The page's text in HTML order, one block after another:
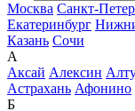
Москва Санкт-
Екатеринбург
Казань Сочи
А
Аксай Алексин
Астрахань Афонино
Б